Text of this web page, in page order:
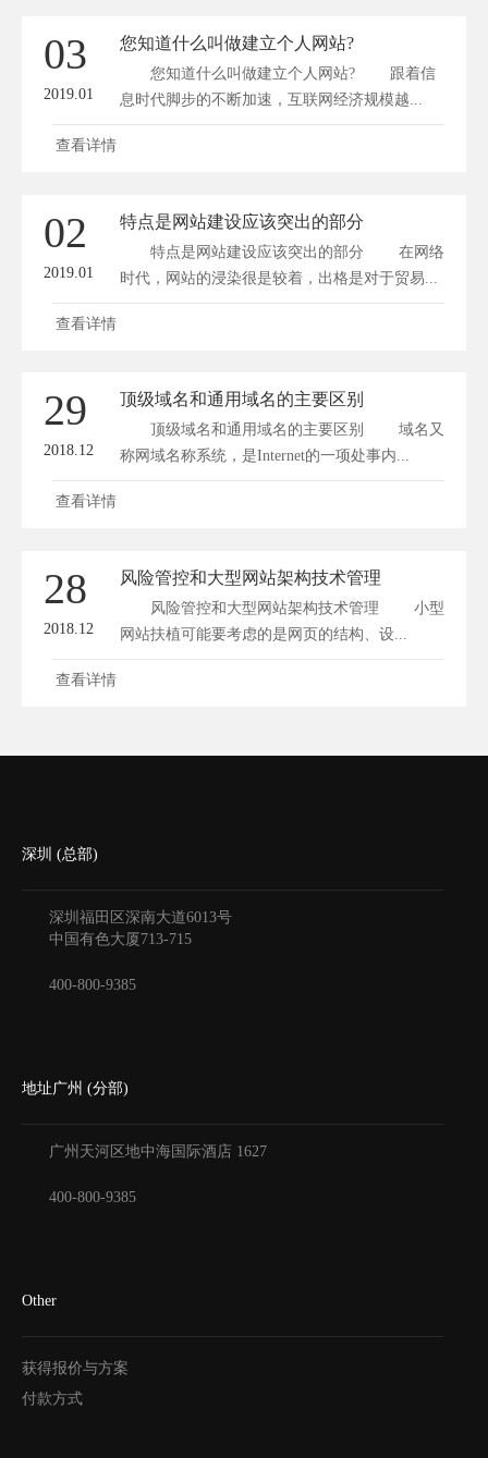
03
2019.01
您知道什么叫做建立个人网站?
您知道什么叫做建立个人网站? 跟着信
息时代脚步的不断加速，互联网经济规模越...
查看详情
02
2019.01
特点是网站建设应该突出的部分
特点是网站建设应该突出的部分 在网络
时代，网站的浸染很是较着，出格是对于贸易...
查看详情
29
2018.12
顶级域名和通用域名的主要区别
顶级域名和通用域名的主要区别 域名又
称网域名称系统，是Internet的一项处事内...
查看详情
28
2018.12
风险管控和大型网站架构技术管理
风险管控和大型网站架构技术管理 小型
网站扶植可能要考虑的是网页的结构、设...
查看详情
深圳 (总部)
深圳福田区深南大道6013号
中国有色大厦 713-715
400-800-9385
地址广州 (分部)
广州天河区地中海国际酒店 1627
400-800-9385
Other
获得报价与方案
付款方式